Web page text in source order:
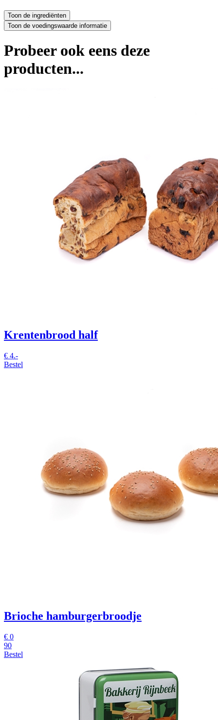
Probeer ook eens deze
producten...
Krentenbrood half
€ 4.-
Bestel
Brioche hamburgerbroodje
€ 0
90
Bestel